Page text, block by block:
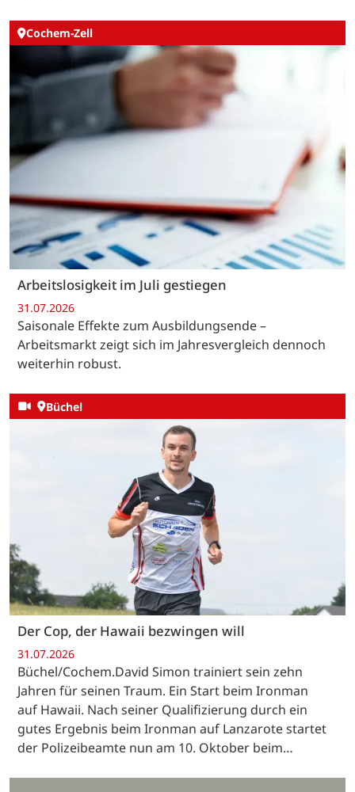
Cochem-Zell
Arbeitslosigkeit im Juli gestiegen
31.07.2026
Saisonale Effekte zum Ausbildungsende –
Arbeitsmarkt zeigt sich im Jahresvergleich dennoch
weiterhin robust.
Büchel
Der Cop, der Hawaii bezwingen will
31.07.2026
Büchel/Cochem.David Simon trainiert sein zehn
Jahren für seinen Traum. Ein Start beim Ironman
auf Hawaii. Nach seiner Qualifizierung durch ein
gutes Ergebnis beim Ironman auf Lanzarote startet
der Polizeibeamte nun am 10. Oktober beim…